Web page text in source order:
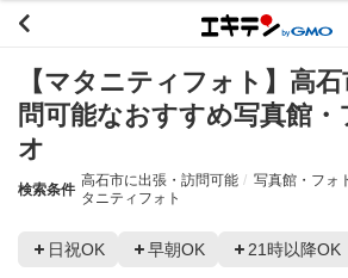
【マタニティフォト】高
問可能なおすすめ写真館
オ
検索条件
高石市に出張・訪問可能 写真館・フォ
タニティフォト
日祝OK 早朝OK 21時以降OK